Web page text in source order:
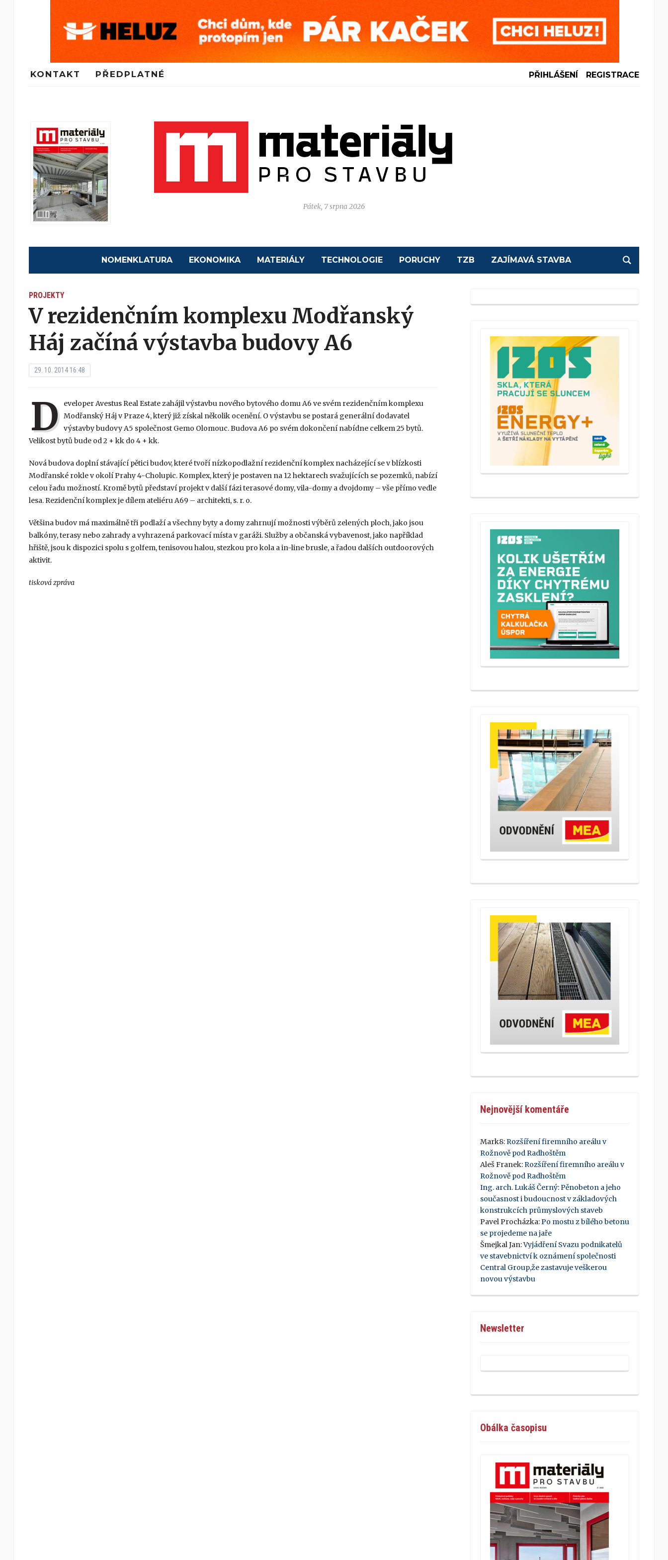
KONTAKT PŘEDPLATNÉ PŘIHLÁŠENÍ REGISTRACE
Pátek, 7 srpna 2026
NOMENKLATURA EKONOMIKA MATERIÁLY TECHNOLOGIE PORUCHY TZB ZAJÍMAVÁ STAVBA
PROJEKTY
V rezidenčním komplexu Modřanský
Háj začíná výstavba budovy A6
29. 10. 2014 16:48
D
eveloper Avestus Real Estate zahájil výstavbu nového bytového domu A6 ve svém rezidenčním komplexu
Modřanský Háj v Praze 4, který již získal několik ocenění. O výstavbu se postará generální dodavatel
výstavby budovy A5 společnost Gemo Olomouc. Budova A6 po svém dokončení nabídne celkem 25 bytů.
Velikost bytů bude od 2 + kk do 4 + kk.
Nová budova doplní stávající pětici budov, které tvoří nízkopodlažní rezidenční komplex nacházející se v blízkosti
Modřanské rokle v okolí Prahy 4-Cholupic. Komplex, který je postaven na 12 hektarech svažujících se pozemků, nabízí
celou řadu možností. Kromě bytů představí projekt v další fázi terasové domy, vila-domy a dvojdomy – vše přímo vedle
lesa. Rezidenční komplex je dílem ateliéru A69 – architekti, s. r. o.
Většina budov má maximálně tři podlaží a všechny byty a domy zahrnují možnosti výběrů zelených ploch, jako jsou
balkóny, terasy nebo zahrady a vyhrazená parkovací místa v garáži. Služby a občanská vybavenost, jako například
hřiště, jsou k dispozici spolu s golfem, tenisovou halou, stezkou pro kola a in-line brusle, a řadou dalších outdoorových
aktivit.
tisková zpráva
Nejnovější komentáře
Mark8:Rozšíření firemního areálu v
Rožnově pod Radhoštěm
Aleš Franek:Rozšíření firemního areálu v
Rožnově pod Radhoštěm
Ing. arch. Lukáš Černý:Pěnobeton a jeho
současnost i budoucnost v základových
konstrukcích průmyslových staveb
Pavel Procházka:Po mostu z bílého betonu
se projedeme na jaře
Šmejkal Jan:Vyjádření Svazu podnikatelů
ve stavebnictví k oznámení společnosti
Central Group,že zastavuje veškerou
novou výstavbu
Newsletter
Obálka časopisu